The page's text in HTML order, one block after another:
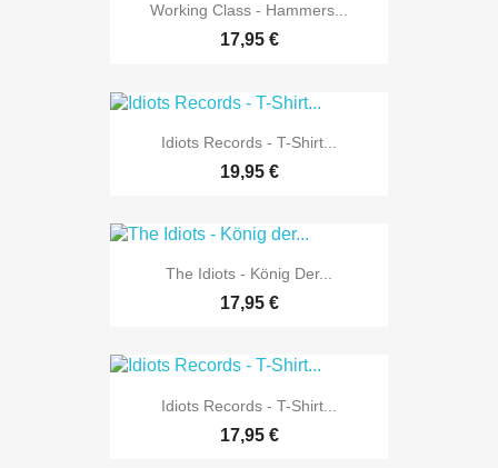
Working Class - Hammers...
17,95 €
Idiots Records - T-Shirt...
19,95 €
The Idiots - König Der...
17,95 €
Idiots Records - T-Shirt...
17,95 €